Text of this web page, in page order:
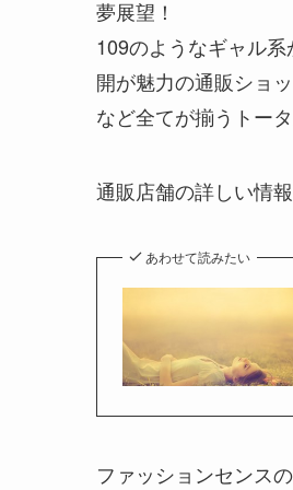
夢展望！
109のようなギャル
開が魅力の通販ショ
など全てが揃うトー
通販店舗の詳しい情
あわせて読みたい
ファッションセンス